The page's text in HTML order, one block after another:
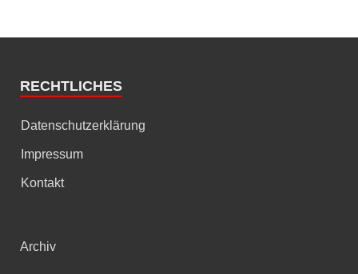
RECHTLICHES
Datenschutzerklärung
Impressum
Kontakt
Archiv